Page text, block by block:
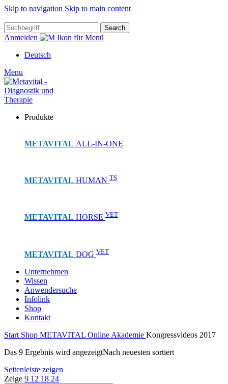
Skip to navigation Skip to main content
Search
Anmelden
Deutsch
Menu
Produkte
METAVITAL ALL-IN-ONE
METAVITAL HUMAN TS
METAVITAL HORSE VET
METAVITAL DOG VET
Unternehmen
Wissen
Anwendersuche
Infolink
Shop
Kontakt
Start Shop METAVITAL Online Akademie Kongressvideos 2017
Das 9 Ergebnis wird angezeigtNach neuesten sortiert
Seitenleiste zeigen
Zeige 9 12 18 24